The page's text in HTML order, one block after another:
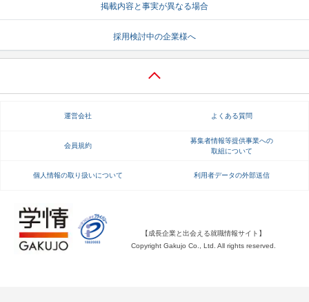
就活ノウハウが満載！ お役立ち記事・相談室など
就活ニュースペーパー よくある質問
不明点があればこちら
掲載内容と事実が異なる場合
採用検討中の企業様へ
運営会社 よくある質問
会員規約
募集者情報等提供事業への
取組について
個人情報の取り扱いについて 利用者データの外部送信
【成長企業と出会える就職情報サイト】
Copyright Gakujo Co., Ltd. All rights reserved.